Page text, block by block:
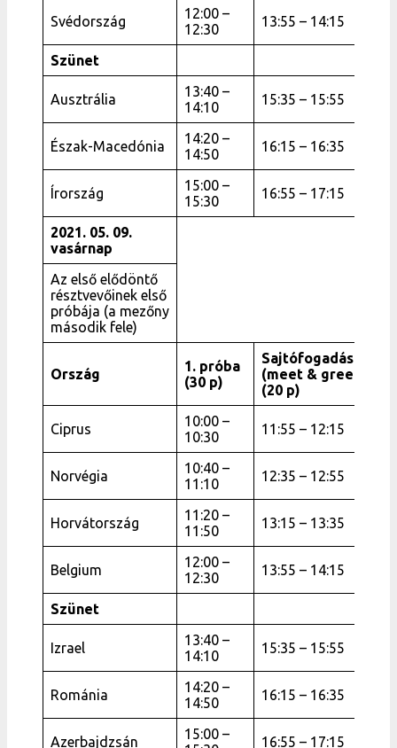
Svédország
12:00 –
12:30
13:55 – 14:15
Szünet
Ausztrália
13:40 –
14:10
15:35 – 15:55
Észak-Macedónia
14:20 –
14:50
16:15 – 16:35
Írország
15:00 –
15:30
16:55 – 17:15
2021. 05. 09.
vasárnap
Az első elődöntő
résztvevőinek első
próbája (a mezőny
második fele)
Ország
1. próba
(30 p)
Sajtófogadás
(meet & greet)
(20 p)
Ciprus
10:00 –
10:30
11:55 – 12:15
Norvégia
10:40 –
11:10
12:35 – 12:55
Horvátország
11:20 –
11:50
13:15 – 13:35
Belgium
12:00 –
12:30
13:55 – 14:15
Szünet
Izrael
13:40 –
14:10
15:35 – 15:55
Románia
14:20 –
14:50
16:15 – 16:35
Azerbajdzsán
15:00 –
16:55 – 17:15